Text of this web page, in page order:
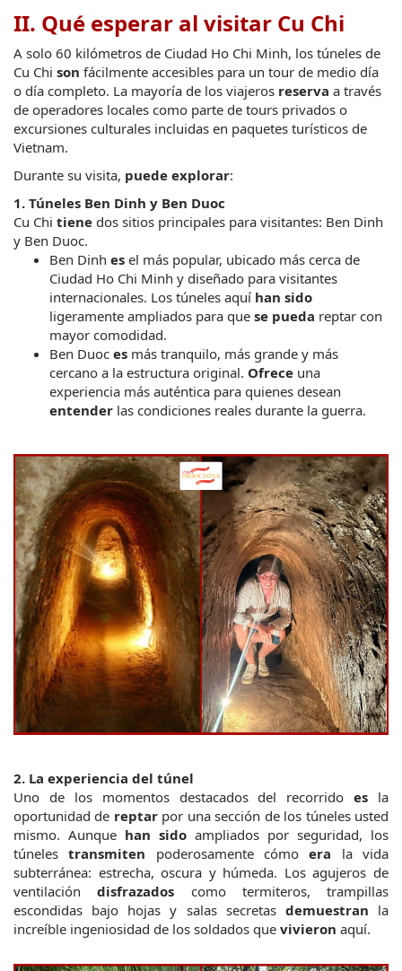
II. Qué esperar al visitar Cu Chi
A solo 60 kilómetros de Ciudad Ho Chi Minh, los túneles de
Cu Chi son fácilmente accesibles para un tour de medio día
o día completo. La mayoría de los viajeros reserva a través
de operadores locales como parte de tours privados o
excursiones culturales incluidas en paquetes turísticos de
Vietnam.
Durante su visita, puede explorar:
1. Túneles Ben Dinh y Ben Duoc
Cu Chi tiene dos sitios principales para visitantes: Ben Dinh
y Ben Duoc.
Ben Dinh es el más popular, ubicado más cerca de
Ciudad Ho Chi Minh y diseñado para visitantes
internacionales. Los túneles aquí han sido
ligeramente ampliados para que se pueda reptar con
mayor comodidad.
Ben Duoc es más tranquilo, más grande y más
cercano a la estructura original. Ofrece una
entender las condiciones reales durante la guerra.
2. La experiencia del túnel
Uno de los momentos destacados del recorrido es la
oportunidad de reptar por una sección de los túneles usted
mismo. Aunque han sido ampliados por seguridad, los
túneles transmiten poderosamente cómo era la vida
subterránea: estrecha, oscura y húmeda. Los agujeros de
ventilación disfrazados como termiteros, trampillas
escondidas bajo hojas y salas secretas demuestran la
increíble ingeniosidad de los soldados que vivieron aquí.